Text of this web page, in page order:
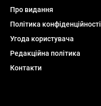
Про видання
Політика конфіденційності
Угода користувача
Редакційна політика
Контакти